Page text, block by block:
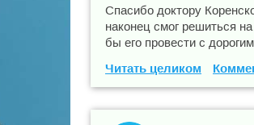
Спасибо доктору
наконец смог решиться
бы его провести с
Читать целиком